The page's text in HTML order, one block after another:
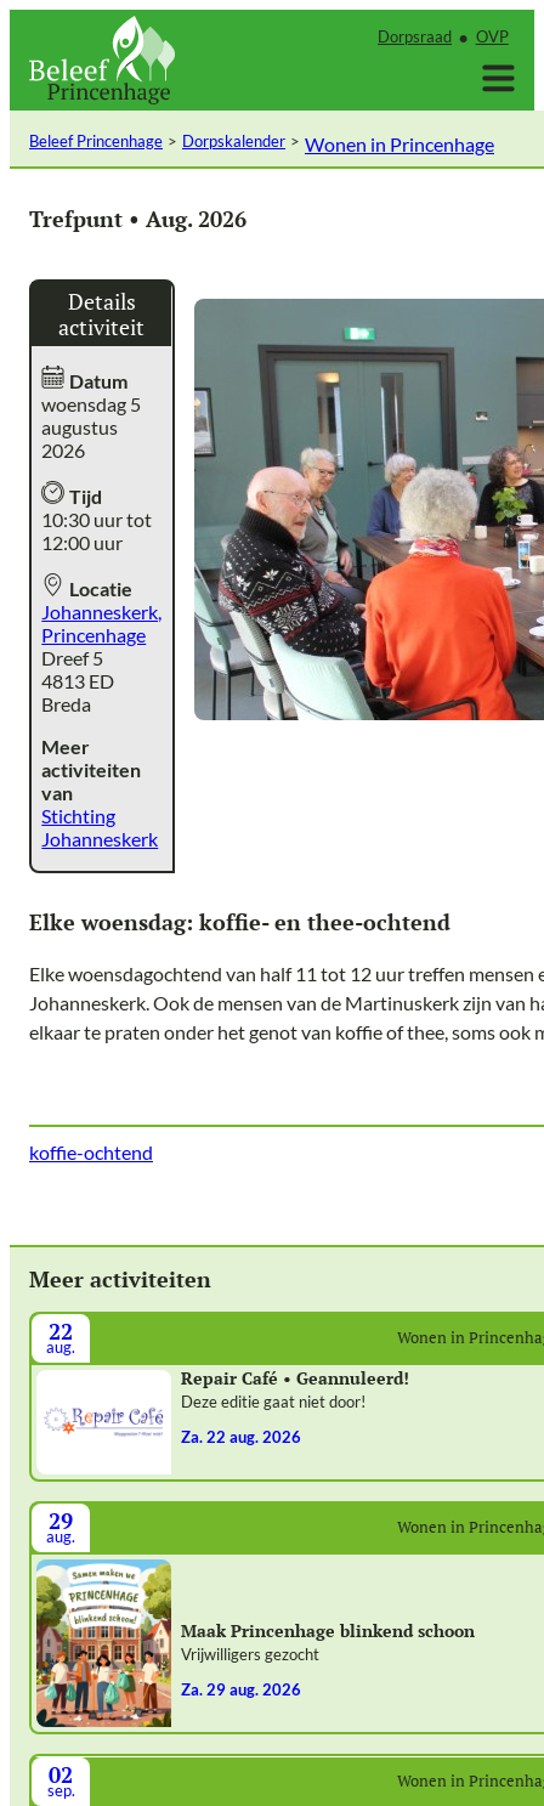
inhoud
Dorpsraad OVP
Beleef Princenhage Dorpskalender Wonen in Princenhage
Trefpunt • Aug. 2026
Details
activiteit
Datum
woensdag 5
augustus
2026
Tijd
10:30 uur tot
12:00 uur
Locatie
Johanneskerk,
Princenhage
Dreef 5
4813 ED
Breda
Meer
activiteiten
van
Stichting
Johanneskerk
Elke woensdag: koffie- en thee-ochtend
Elke woensdagochtend van half 11 tot 12 uur treffen mensen
Johanneskerk. Ook de mensen van de Martinuskerk zijn van
elkaar te praten onder het genot van koffie of thee, soms ook
koffie-ochtend
Meer activiteiten
22
aug. Wonen in
Repair Café • Geannuleerd!
Deze editie gaat niet door!
za. 22 aug. 2026
29
aug. Wonen in
Maak Princenhage blinkend schoon
Vrijwilligers gezocht
za. 29 aug. 2026
02
sep. Wonen in